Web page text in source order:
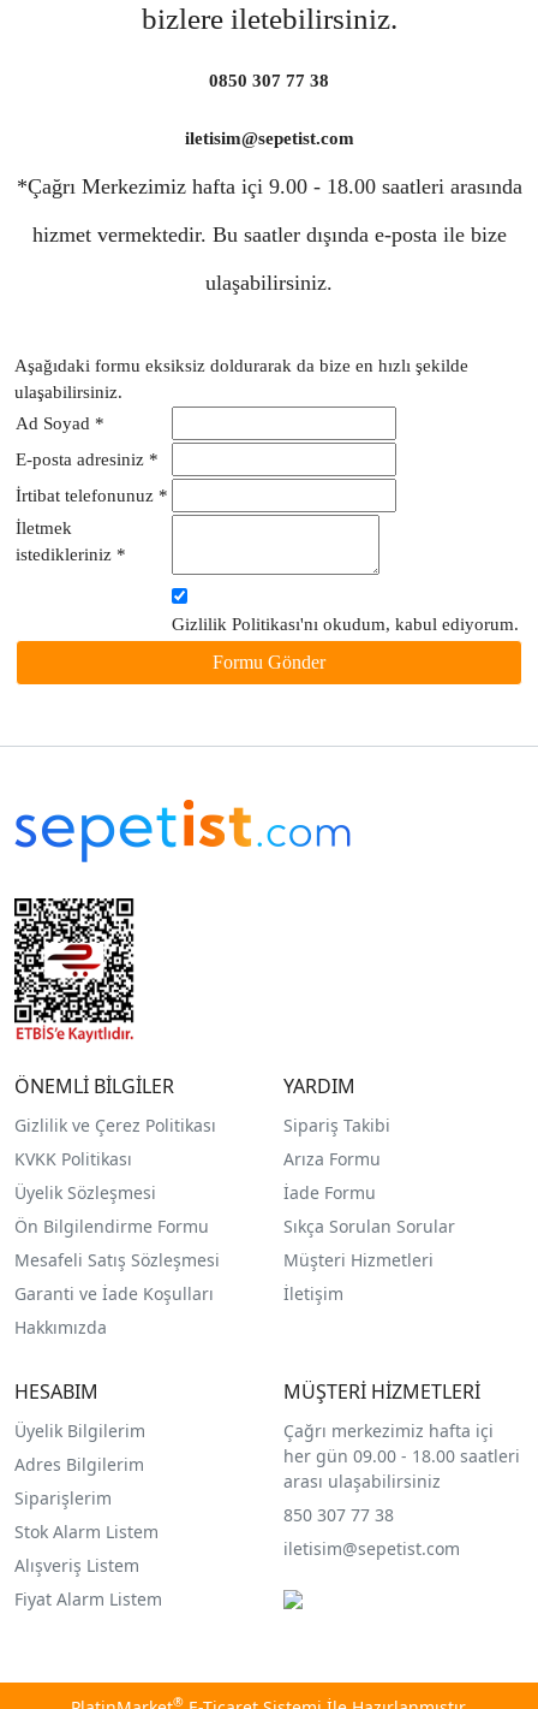
bizlere iletebilirsiniz.
0850 307 77 38
iletisim@sepetist.com
*Çağrı Merkezimiz hafta içi 9.00 - 18.00 saatleri arasında
hizmet vermektedir. Bu saatler dışında e-posta ile bize
ulaşabilirsiniz.
Aşağıdaki formu eksiksiz doldurarak da bize en hızlı şekilde
ulaşabilirsiniz.
Ad Soyad *
E-posta adresiniz *
İrtibat telefonunuz *
İletmek
istedikleriniz *
Gizlilik Politikası'nı okudum, kabul ediyorum.
ÖNEMLİ BİLGİLER
Gizlilik ve Çerez Politikası
KVKK Politikası
Üyelik Sözleşmesi
Ön Bilgilendirme Formu
Mesafeli Satış Sözleşmesi
Garanti ve İade Koşulları
Hakkımızda
YARDIM
Sipariş Takibi
Arıza Formu
İade Formu
Sıkça Sorulan Sorular
Müşteri Hizmetleri
İletişim
HESABIM
Üyelik Bilgilerim
Adres Bilgilerim
Siparişlerim
Stok Alarm Listem
Alışveriş Listem
Fiyat Alarm Listem
MÜŞTERİ HİZMETLERİ
Çağrı merkezimiz hafta içi
her gün 09.00 - 18.00 saatleri
arası ulaşabilirsiniz
850 307 77 38
iletisim@sepetist.com
®